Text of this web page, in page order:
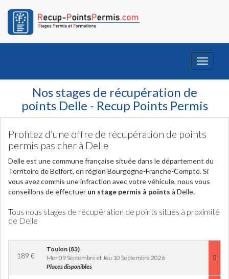
Toggle
Nos stages de récupération de
points Delle - Recup Points Permis
Profitez d’une offre de récupération de points
permis pas cher à Delle
Delle est une commune française située dans le département du
Territoire de Belfort, en région Bourgogne-Franche-Compté. Si
vous avez commis une infraction avec votre véhicule, nous vous
conseillons de effectuer un stage permis à points à Delle.
Tous nous stages de récupération de points situés à proximité
de Delle
189 €
Toulon (83)
Mer 09 Septembre et Jeu 10 Septembre 2026
Places disponibles